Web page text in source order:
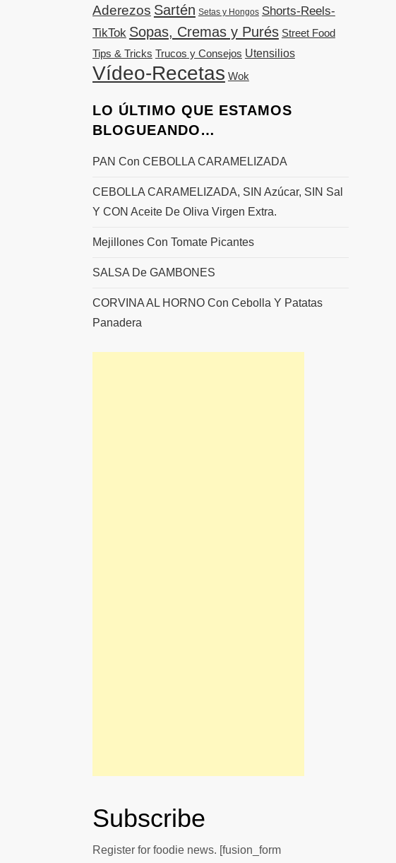
Aderezos Sartén Setas y Hongos Shorts-Reels-
TikTok Sopas, Cremas y Purés Street Food
Tips & Tricks Trucos y Consejos Utensilios
Vídeo-Recetas Wok
LO ÚLTIMO QUE ESTAMOS
BLOGUEANDO…
PAN Con CEBOLLA CARAMELIZADA
CEBOLLA CARAMELIZADA, SIN Azúcar, SIN Sal
Y CON Aceite De Oliva Virgen Extra.
Mejillones Con Tomate Picantes
SALSA De GAMBONES
CORVINA AL HORNO Con Cebolla Y Patatas
Panadera
Subscribe
Register for foodie news. [fusion_form